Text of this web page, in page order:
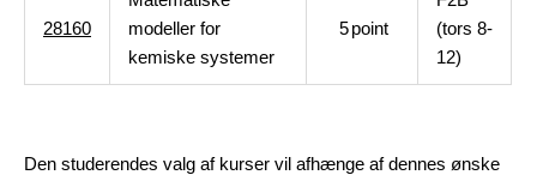
28160
modeller for
kemiske systemer
5point
(tors 8-
12)
Den studerendes valg af kurser vil afhænge af dennes ønske